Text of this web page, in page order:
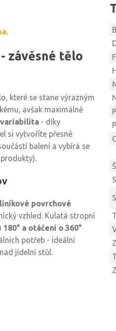
závěsné tělo
které se stane výrazným
avšak maximálně
variabilita - díky
si vytvoříte přesně
balení a vybírá se
povrchové
vzhled. Kulatá stropní
a otáčení o 360°
potřeb - ideální
jídelní stůl.